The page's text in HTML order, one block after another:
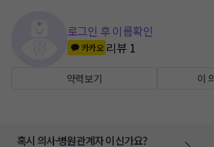
로그인 후 이름확인
카카오 리뷰 1
약력보기 이
혹시 의사·병원관계자 이신가요?